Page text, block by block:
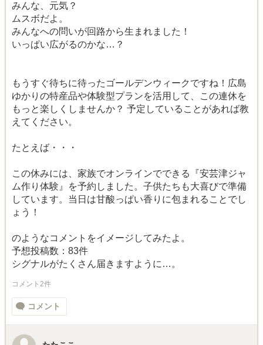
みんな、元気？
ムスボだよ。
みんなへの問いが回路から生まれました！
いっぱい広がるのかな…？
もうすぐ待ちに待ったゴールデンウィークですね！広島
ゆかりの特産品や体験型プランを活用して、この連休を
もっと楽しくしませんか？ 予定していることがあれば教
えてください。
たとえば・・・
この休みには、家族でオンラインでできる『安芸津ジャ
ム作り体験』を予約しました。子供たちも大喜びで準備
しています。当日は甘酸っぱい香りに包まれることでし
ょう！
のようなコメントをイメージしてみたよ。
予想投稿数：83件
シグナルがたくさん届きますように…。
コメント2件
コメント